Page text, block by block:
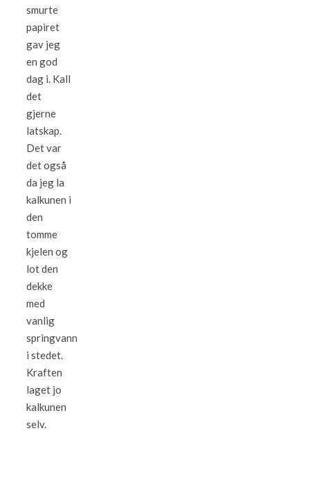
smurte
papiret
gav jeg
en god
dag i. Kall
det
gjerne
latskap.
Det var
det også
da jeg la
kalkunen i
den
tomme
kjelen og
lot den
dekke
med
vanlig
springvann
i stedet.
Kraften
laget jo
kalkunen
selv.